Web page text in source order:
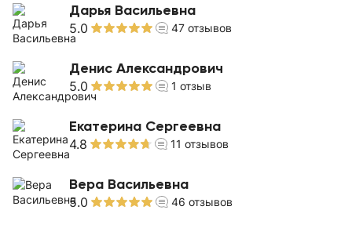
Дарья Васильевна
5.0 47 отзывов
Денис Александрович
5.0 1 отзыв
Екатерина Сергеевна
4.8 11 отзывов
Вера Васильевна
5.0 46 отзывов